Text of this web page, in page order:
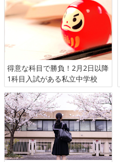
得意な科目で勝負！2月2日以降
1科目入試がある私立中学校